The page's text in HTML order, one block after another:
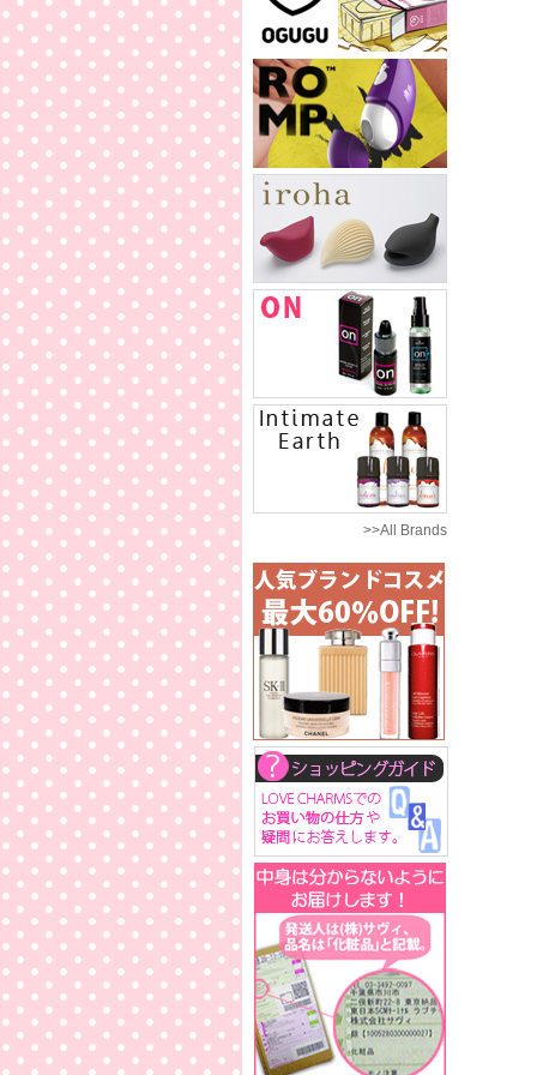
>>All Brands